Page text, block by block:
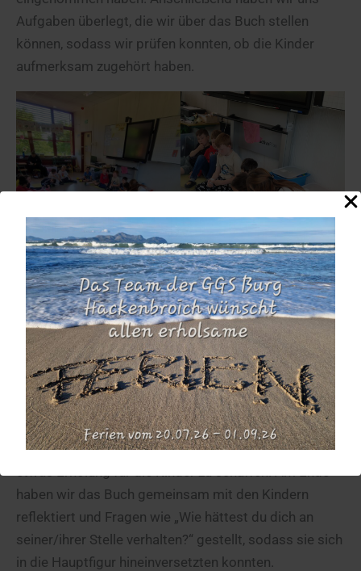
Aufgaben überlegt, die wir über das Buch stellen
können, sodass wir prüfen konnten, ob die Kinder
aufmerksam zugehört haben.
Ziel war es auch, dass die Kinder Spaß daran haben,
das Buch zu verstehen. Dazu haben sie beispielsweise
Bilder zur Geschichte gemalt oder kurze Texte
verfasst. Anschließend gab es nach dem Lesen eine
Bewegungspause, in der wir versucht haben, z.B.
durch Stopptanz oder einen Museumsrundgang
etwas Erholung für die Kinder zu schaffen. Am Ende
haben wir das Buch gemeinsam mit den Kindern
reflektiert und Fragen wie „Wie hättest du dich an
seiner/ihrer Stelle verhalten?“ gestellt, sodass sie sich
in die Hauptfigur hineinversetzten konnten.